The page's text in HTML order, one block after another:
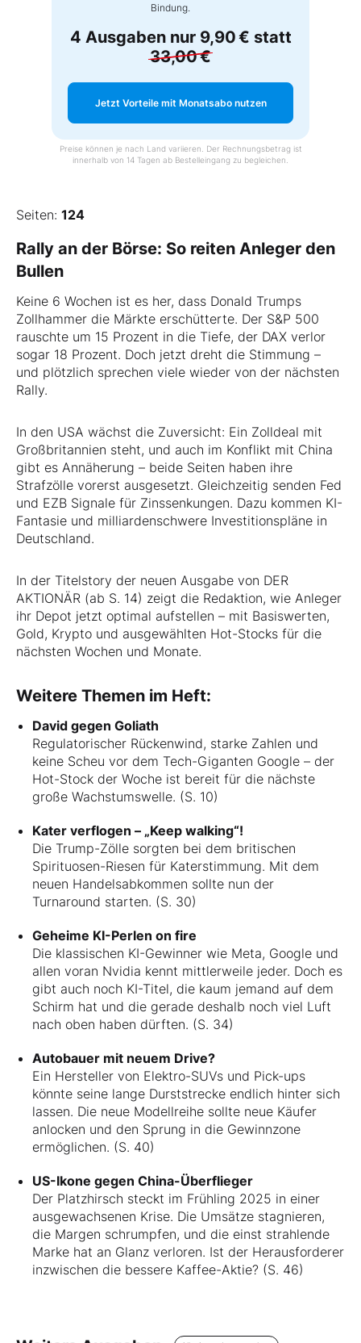
Bindung.
4 Ausgaben nur 9,90 € statt
33,00 €
Jetzt Vorteile mit Monatsabo nutzen
Preise können je nach Land variieren. Der Rechnungsbetrag ist
innerhalb von 14 Tagen ab Bestelleingang zu begleichen.
Seiten: 124
Rally an der Börse: So reiten Anleger den
Bullen
Keine 6 Wochen ist es her, dass Donald Trumps
Zollhammer die Märkte erschütterte. Der S&P 500
rauschte um 15 Prozent in die Tiefe, der DAX verlor
sogar 18 Prozent. Doch jetzt dreht die Stimmung –
und plötzlich sprechen viele wieder von der nächsten
Rally.
In den USA wächst die Zuversicht: Ein Zolldeal mit
Großbritannien steht, und auch im Konflikt mit China
gibt es Annäherung – beide Seiten haben ihre
Strafzölle vorerst ausgesetzt. Gleichzeitig senden Fed
und EZB Signale für Zinssenkungen. Dazu kommen KI-
Fantasie und milliardenschwere Investitionspläne in
Deutschland.
In der Titelstory der neuen Ausgabe von DER
AKTIONÄR (ab S. 14) zeigt die Redaktion, wie Anleger
ihr Depot jetzt optimal aufstellen – mit Basiswerten,
Gold, Krypto und ausgewählten Hot-Stocks für die
nächsten Wochen und Monate.
Weitere Themen im Heft:
David gegen Goliath
Regulatorischer Rückenwind, starke Zahlen und
keine Scheu vor dem Tech-Giganten Google – der
Hot-Stock der Woche ist bereit für die nächste
große Wachstumswelle. (S. 10)
Kater verflogen – „Keep walking“!
Die Trump-Zölle sorgten bei dem britischen
Spirituosen-Riesen für Katerstimmung. Mit dem
neuen Handelsabkommen sollte nun der
Turnaround starten. (S. 30)
Geheime KI-Perlen on fire
Die klassischen KI-Gewinner wie Meta, Google und
allen voran Nvidia kennt mittlerweile jeder. Doch es
gibt auch noch KI-Titel, die kaum jemand auf dem
Schirm hat und die gerade deshalb noch viel Luft
nach oben haben dürften. (S. 34)
Autobauer mit neuem Drive?
Ein Hersteller von Elektro-SUVs und Pick-ups
könnte seine lange Durststrecke endlich hinter sich
lassen. Die neue Modellreihe sollte neue Käufer
anlocken und den Sprung in die Gewinnzone
ermöglichen. (S. 40)
US-Ikone gegen China-Überflieger
Der Platzhirsch steckt im Frühling 2025 in einer
ausgewachsenen Krise. Die Umsätze stagnieren,
die Margen schrumpfen, und die einst strahlende
Marke hat an Glanz verloren. Ist der Herausforderer
inzwischen die bessere Kaffee-Aktie? (S. 46)